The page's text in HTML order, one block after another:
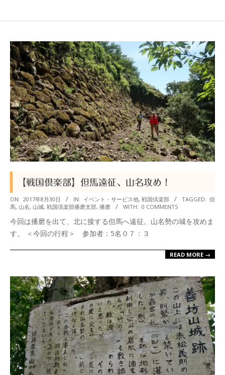
衆
【戦国倶楽部】但馬遠征、山名攻め！
2017-
08-
30
ON: 2017年8月30日 IN: イベント・サービス他, 戦国倶楽部 TAGGED: 但
馬, 山名, 山城, 戦国倶楽部播磨支部, 播磨 WITH: 0 COMMENTS
今回は播磨を出て、北に接する但馬へ遠征。山名勢の城を攻めま
す。 ＜今回の行程＞ 参加者：5名０７：３
READ MORE →